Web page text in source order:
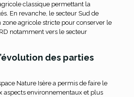
classique permettant la
En revanche, le secteur Sud de
zone agricole stricte pour conserver le
notamment vers le secteur
des parties
Nature Isère a permis de faire le
aspects environnementaux et plus